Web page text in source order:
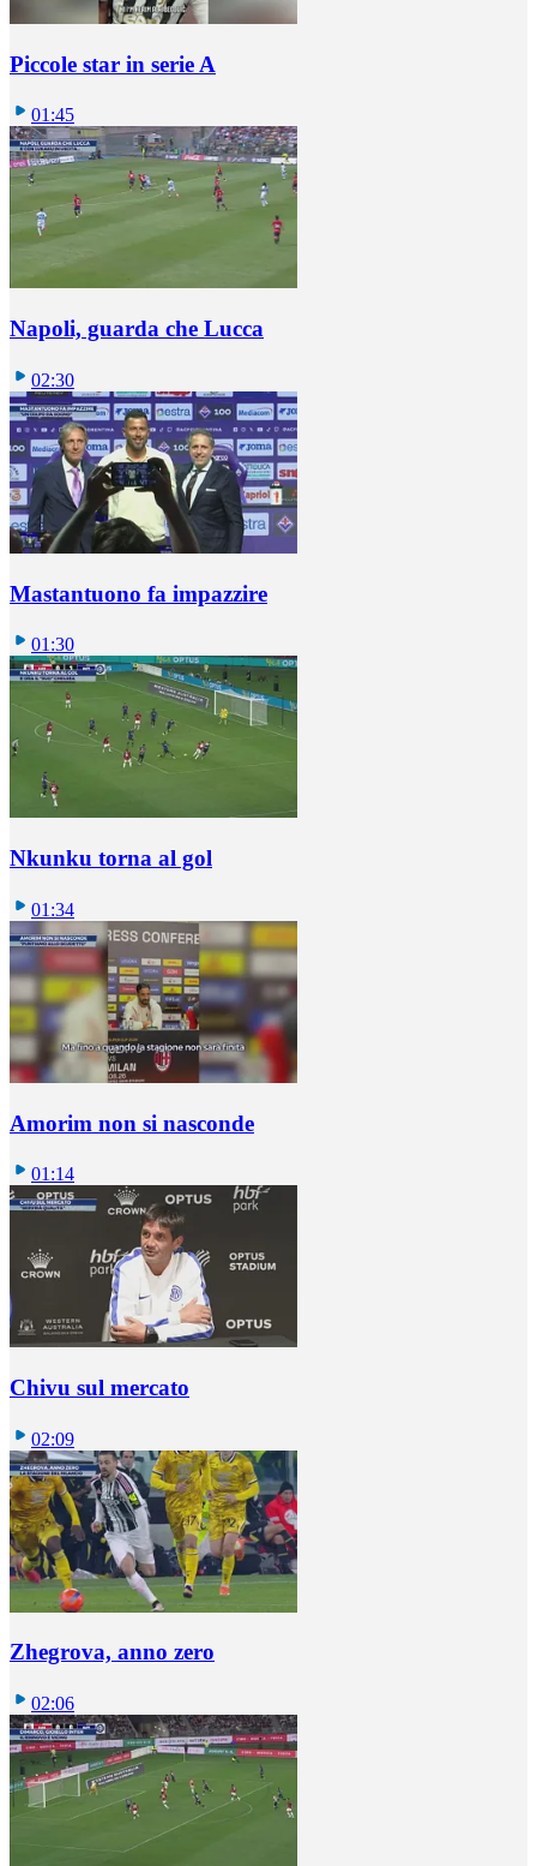
Piccole star in serie A
01:45
Napoli, guarda che Lucca
02:30
Mastantuono fa impazzire
01:30
Nkunku torna al gol
01:34
Amorim non si nasconde
01:14
Chivu sul mercato
02:09
Zhegrova, anno zero
02:06